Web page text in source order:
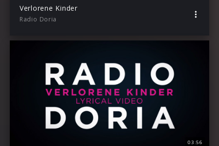
Verlorene Kinder
Radio Doria
03:56